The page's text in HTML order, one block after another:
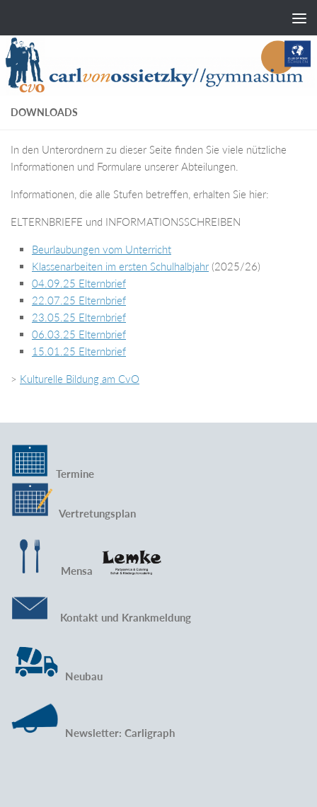
DOWNLOADS
In den Unterordnern zu dieser Seite finden Sie viele nützliche
Informationen und Formulare unserer Abteilungen.
Informationen, die alle Stufen betreffen, erhalten Sie hier:
ELTERNBRIEFE und INFORMATIONSSCHREIBEN
Beurlaubungen vom Unterricht
Klassenarbeiten im ersten Schulhalbjahr (2025/26)
04.09.25 Elternbrief
22.07.25 Elternbrief
23.05.25 Elternbrief
06.03.25 Elternbrief
15.01.25 Elternbrief
> Kulturelle Bildung am CvO
Termine
Vertretungsplan
Mensa
Kontakt und Krankmeldung
Neubau
Newsletter: Carligraph